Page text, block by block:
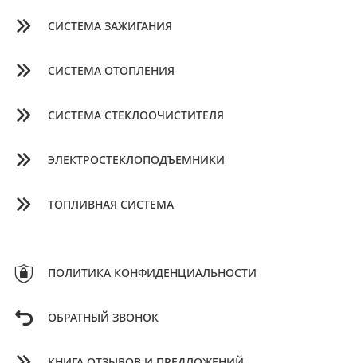
СИСТЕМА ЗАЖИГАНИЯ
СИСТЕМА ОТОПЛЕНИЯ
СИСТЕМА СТЕКЛООЧИСТИТЕЛЯ
ЭЛЕКТРОСТЕКЛОПОДЪЕМНИКИ
ТОПЛИВНАЯ СИСТЕМА
ПОЛИТИКА КОНФИДЕНЦИАЛЬНОСТИ
ОБРАТНЫЙ ЗВОНОК